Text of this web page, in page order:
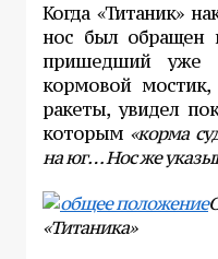
Когда «Титаник»
нос был обращен
пришедший уже
кормовой мостик,
ракеты, увидел
которым «корма
на юг… Нос же
«Титаника»